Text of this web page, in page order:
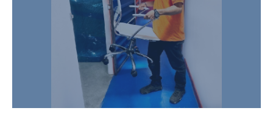
equipos. Nuestras bodegas están
diseñadas para satisfacer las
necesidades de su negocio,
proporcionando un entorno seguro y
eficiente.